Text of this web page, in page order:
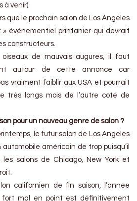
à venir).
que le prochain salon de Los Angeles
événementiel printanier qui devrait
constructeurs.
oiseaux de mauvais augures, il faut
autour de cette annonce car
vraiment faiblir aux USA et pourrait
très longs mois de l’autre coté de
pour un nouveau genre de salon ?
le futur salon de Los Angeles
américain de trop puisqu’il
salons de Chicago, New York et
californien de fin saison, l’année
fort mal en point est définitivement